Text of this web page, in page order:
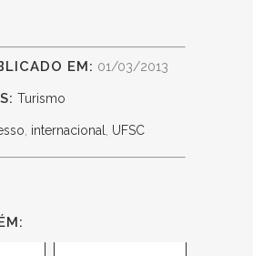
EM: 01/03/2013
Turismo
, internacional, UFSC